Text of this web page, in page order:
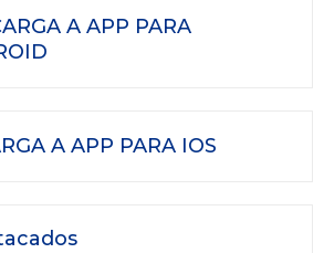
A APP PARA
A APP PARA IOS